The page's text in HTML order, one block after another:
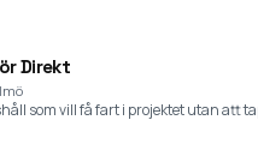
Direkt
som vill få fart i projektet utan att